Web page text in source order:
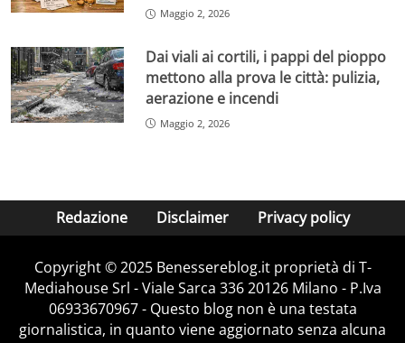
Maggio 2, 2026
Dai viali ai cortili, i pappi del pioppo
mettono alla prova le città: pulizia,
aerazione e incendi
Maggio 2, 2026
Redazione Disclaimer Privacy policy
Copyright © 2025 Benessereblog.it proprietà di T-
Mediahouse Srl - Viale Sarca 336 20126 Milano - P.Iva
06933670967 - Questo blog non è una testata
giornalistica, in quanto viene aggiornato senza alcuna